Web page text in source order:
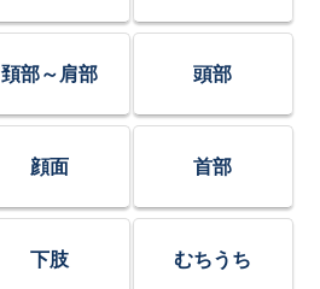
頚部～肩部 頭部
顔面 首部
下肢 むちうち